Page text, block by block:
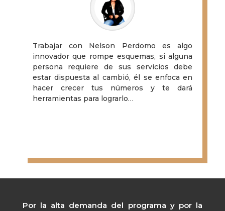
Trabajar con Nelson Perdomo es algo
innovador que rompe esquemas, si alguna
persona requiere de sus servicios debe
estar dispuesta al cambió, él se enfoca en
hacer crecer tus números y te dará
herramientas para lograrlo…
Por la alta demanda del programa y por la